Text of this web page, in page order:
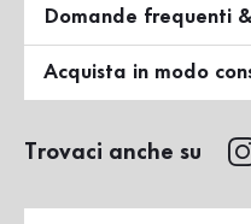
Domande frequenti
Acquista in modo
Trovaci anche su